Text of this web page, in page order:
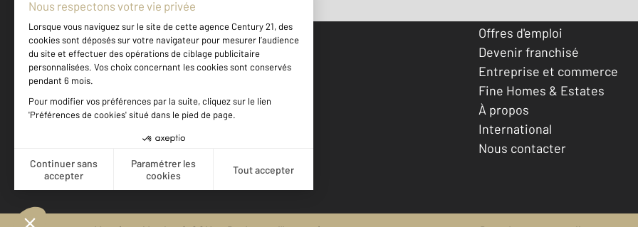
500 m
Achat
10
Offres d'emploi
Devenir franchisé
Entreprise et commerce
Fine Homes & Estates
À propos
International
Nous contacter